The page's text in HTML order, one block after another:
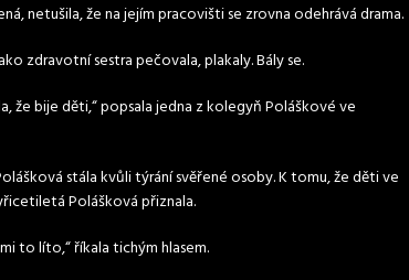
netušila, že na jejím pracovišti se zrovna odehrává drama.
zdravotní sestra pečovala, plakaly. Bály se.
že bije děti,“ popsala jedna z kolegyň Poláškové ve
stála kvůli týrání svěřené osoby. K tomu, že děti ve
Polášková přiznala.
to líto,“ říkala tichým hlasem.